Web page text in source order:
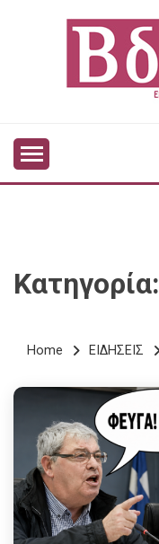
VDELLA
Κατηγορία:
Home ΕΙΔΗΣΕΙΣ